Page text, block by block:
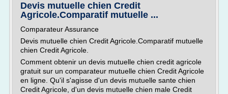
Devis mutuelle chien Credit
Agricole.Comparatif mutuelle ...
Comparateur Assurance
Devis mutuelle chien Credit Agricole.Comparatif mutuelle
chien Credit Agricole.
Comment obtenir un devis mutuelle chien credit agricole
gratuit sur un comparateur mutuelle chien Credit Agricole
en ligne. Qu'il s'agisse d'un devis mutuelle sante chien
Credit Agricole, d'un devis mutuelle chien male Credit